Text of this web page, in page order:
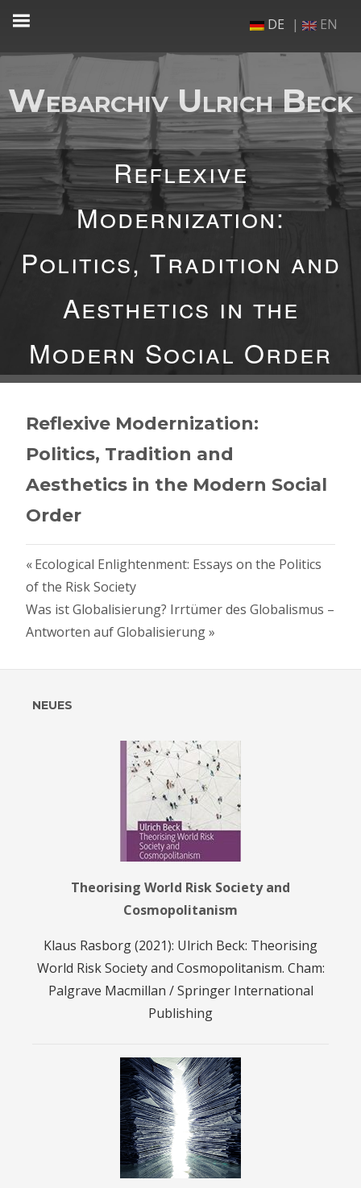
Zum
Inhalt
springen
DE EN
Webarchiv Ulrich Beck
Reflexive
Modernization:
Politics, Tradition and
Aesthetics in the
Modern Social Order
Reflexive Modernization:
Politics, Tradition and
Aesthetics in the Modern Social
Order
Beitragsnavigation
Vorheriger
Beitrag:
Ecological Enlightenment: Essays on the Politics
of the Risk Society
Nächster
Beitrag:
Was ist Globalisierung? Irrtümer des Globalismus –
Antworten auf Globalisierung
NEUES
Theorising World Risk Society and
Cosmopolitanism
Klaus Rasborg (2021): Ulrich Beck: Theorising
World Risk Society and Cosmopolitanism. Cham:
Palgrave Macmillan / Springer International
Publishing